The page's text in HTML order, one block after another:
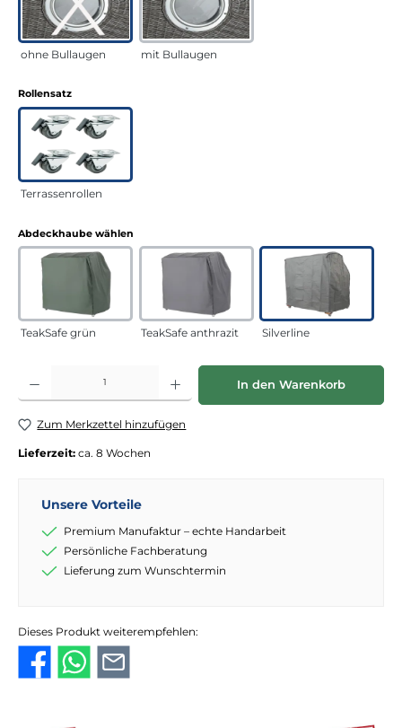
ohne Bullaugen mit Bullaugen
Rollensatzauswählen
Terrassenrollen
Abdeckhaube wählen
TeakSafe grün TeakSafe anthrazit Silverline
Produkt Anzahl: Gib den gewünschten Wert ein oder benutze die
In den Warenkorb
Zum Merkzettel hinzufügen
Lieferzeit: ca. 8 Wochen
Unsere Vorteile
Premium Manufaktur – echte Handarbeit
Persönliche Fachberatung
Lieferung zum Wunschtermin
Dieses Produkt weiterempfehlen: